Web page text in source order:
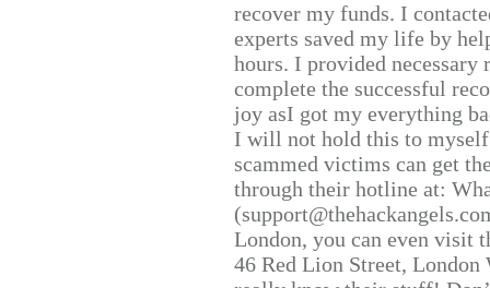
recover my funds. I
experts saved my life by
hours. I provided
complete the successful
joy asI got my everything
I will not hold this to
scammed victims can get
through their hotline at:
London, you can even visit
46 Red Lion Street, London